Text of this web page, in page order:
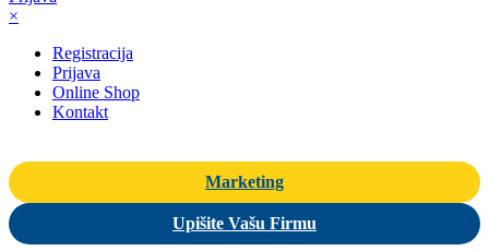
×
Registracija
Prijava
Online Shop
Kontakt
Marketing
Upišite Vašu Firmu